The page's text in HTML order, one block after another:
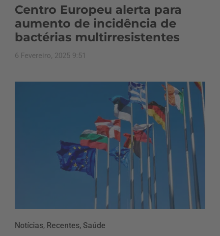
Centro Europeu alerta para
aumento de incidência de
bactérias multirresistentes
6 Fevereiro, 2025 9:51
Notícias, Recentes, Saúde